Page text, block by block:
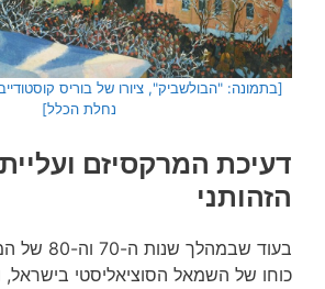
נחלת הכלל]
דעיכת המרקסיזם
הזהותני
בעוד
כוחו של השמאל הסוציאליסטי